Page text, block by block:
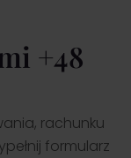
+48
rachunku
formularz